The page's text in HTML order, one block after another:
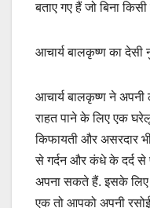
बताए गए हैं जो बिना
आचार्य बालकृष्ण का देसी
आचार्य बालकृष्ण ने
राहत पाने के लिए एक
किफायती और असरदार
से गर्दन और कंधे के दर्द
अपना सकते हैं. इसके लिए
एक तो आपको अपनी रसोई